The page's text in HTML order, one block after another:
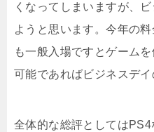
くなってしまいますが、
ようと思います。今年の
も一般入場ですとゲーム
可能であればビジネスデ
全体的な総評としては